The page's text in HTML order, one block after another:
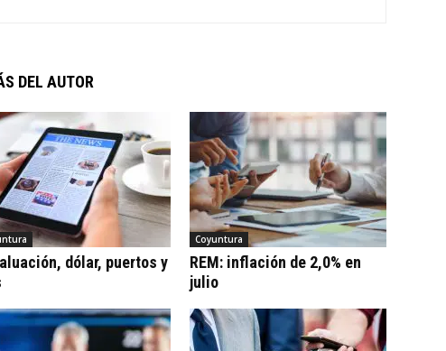
DEL AUTOR
dólar, puertos y
Coyuntura
REM: inflación de 2,0% en
julio